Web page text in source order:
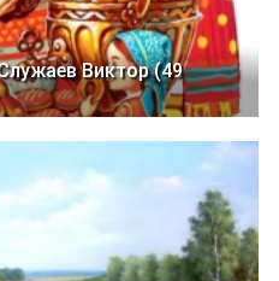
Виктор (49